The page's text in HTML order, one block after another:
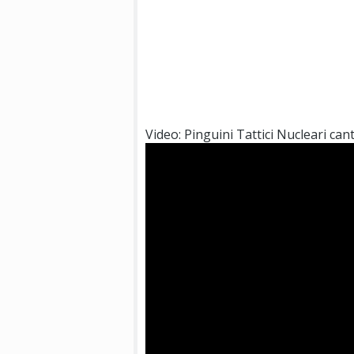
Video: Pinguini Tattici Nucleari